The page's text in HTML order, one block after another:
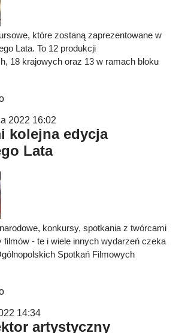
które zostaną zaprezentowane w
Lata. To 12 produkcji
18 krajowych oraz 13 w ramach bloku
2022 16:02
kolejna edycja
Lata
konkursy, spotkania z twórcami
- te i wiele innych wydarzeń czeka
Spotkań Filmowych
14:34
artystyczny